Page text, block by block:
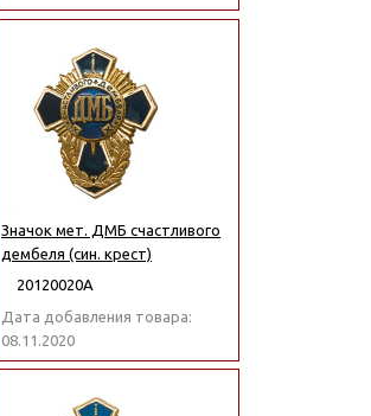
Значок мет. ДМБ счастливого
дембеля (син. крест)
20120020А
Дата добавления товара:
08.11.2020